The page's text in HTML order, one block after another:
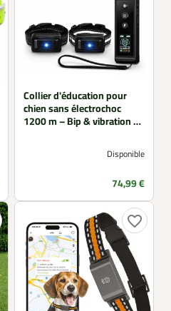
Collier d'éducation pour
chien sans électrochoc
1200 m – Bip & vibration –
Disponible
Prix
74,99 €
favorite_border